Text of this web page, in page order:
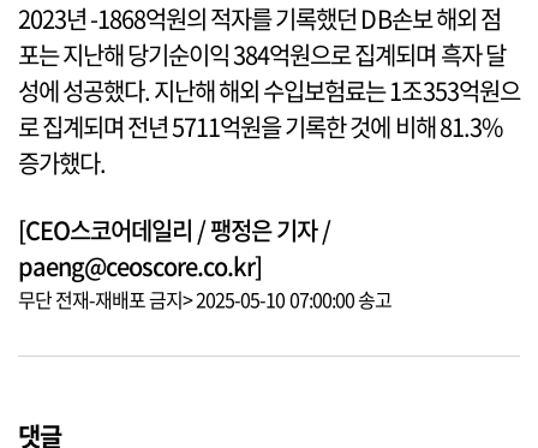
2023년 -1868억원의 적자를 기록했던 DB손보 해외 점
포는 지난해 당기순이익 384억원으로 집계되며 흑자 달
성에 성공했다. 지난해 해외 수입보험료는 1조353억원으
로 집계되며 전년 5711억원을 기록한 것에 비해 81.3%
증가했다.
[CEO스코어데일리 / 팽정은 기자 /
paeng@ceoscore.co.kr]
무단 전재-재배포 금지> 2025-05-10 07:00:00 송고
댓글